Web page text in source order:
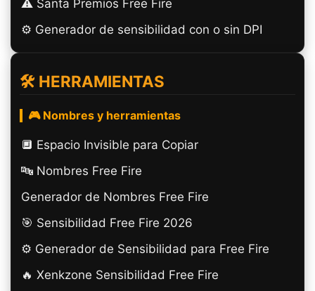
⚠️ Santa Premios Free Fire
⚙️ Generador de sensibilidad con o sin DPI
🛠️ HERRAMIENTAS
🎮 Nombres y herramientas
🔲️ Espacio Invisible para Copiar
🔤 Nombres Free Fire
Generador de Nombres Free Fire
🎯 Sensibilidad Free Fire 2026
⚙️ Generador de Sensibilidad para Free Fire
🔥 Xenkzone Sensibilidad Free Fire